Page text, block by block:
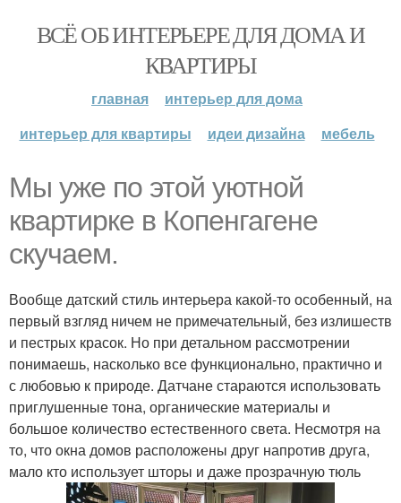
ВСЁ ОБ ИНТЕРЬЕРЕ ДЛЯ ДОМА И
КВАРТИРЫ
главная
интерьер для дома
интерьер для квартиры
идеи дизайна мебель
Мы уже по этой уютной
квартирке в Копенгагене
скучаем.
Вообще датский стиль интерьера какой-то особенный, на
первый взгляд ничем не примечательный, без излишеств
и пестрых красок. Но при детальном рассмотрении
понимаешь, насколько все функционально, практично и
с любовью к природе. Датчане стараются использовать
приглушенные тона, органические материалы и
большое количество естественного света. Несмотря на
то, что окна домов расположены друг напротив друга,
мало кто использует шторы и даже прозрачную тюль